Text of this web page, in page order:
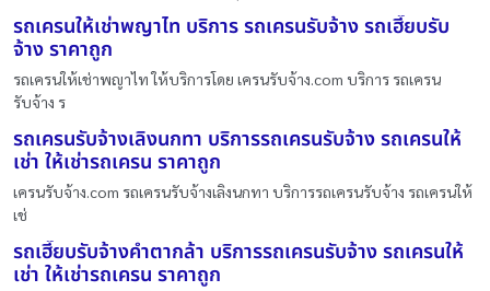
รถเครนให้เช่าพญาไท บริการ รถเครนรับจ้าง รถเฮี๊ยบรับ
จ้าง ราคาถูก
รถเครนให้เช่าพญาไท ให้บริการโดย เครนรับจ้าง.com บริการ รถเครน
รับจ้าง ร
รถเครนรับจ้างเลิงนกทา บริการรถเครนรับจ้าง รถเครนให้
เช่า ให้เช่ารถเครน ราคาถูก
เครนรับจ้าง.com รถเครนรับจ้างเลิงนกทา บริการรถเครนรับจ้าง รถเครนให้
เช่
รถเฮี๊ยบรับจ้างคำตากล้า บริการรถเครนรับจ้าง รถเครนให้
เช่า ให้เช่ารถเครน ราคาถูก